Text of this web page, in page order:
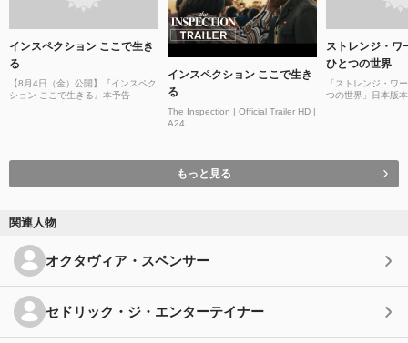
インスペクション ここで生き
る
【8月4日（金）公開】『インスペク
ション ここで生きる』本予告
インスペクション ここで生き
る
The Inspection | Official Trailer HD |
A24
ストレンジ・ワ
ひとつの世界
「ストレンジ・ワ
つの世界」日本版
もっと見る
関連人物
オクタヴィア・スペンサー
セドリック・ジ・エンターテイナー